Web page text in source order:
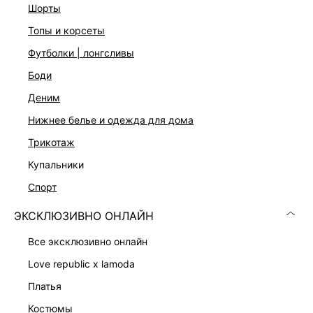
шорты
топы и корсеты
футболки | лонгсливы
боди
деним
нижнее белье и одежда для дома
трикотаж
купальники
спорт
ЭКСКЛЮЗИВНО ОНЛАЙН
все эксклюзивно онлайн
love republic x lamoda
платья
костюмы
Фактурная вязка в рубчик
Съемный воротник-стойка на пуговице
Длинные рукава
На модели размер 44. Крой модели соответствует
стандартному размеру
ДОСТАВКА И ВОЗВРАТ
Подробные условия доставки и возврата